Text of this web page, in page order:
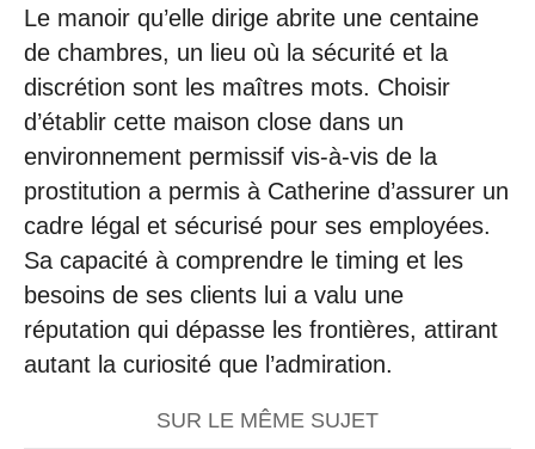
Le manoir qu’elle dirige abrite une centaine
de chambres, un lieu où la sécurité et la
discrétion sont les maîtres mots. Choisir
d’établir cette maison close dans un
environnement permissif vis-à-vis de la
prostitution a permis à Catherine d’assurer un
cadre légal et sécurisé pour ses employées.
Sa capacité à comprendre le timing et les
besoins de ses clients lui a valu une
réputation qui dépasse les frontières, attirant
autant la curiosité que l’admiration.
SUR LE MÊME SUJET